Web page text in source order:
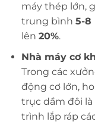
máy thép lớn,
trung bình 5-8
lên 20%.
Nhà máy cơ
Trong các
động cơ lớn,
trục dầm đôi
trình lắp ráp